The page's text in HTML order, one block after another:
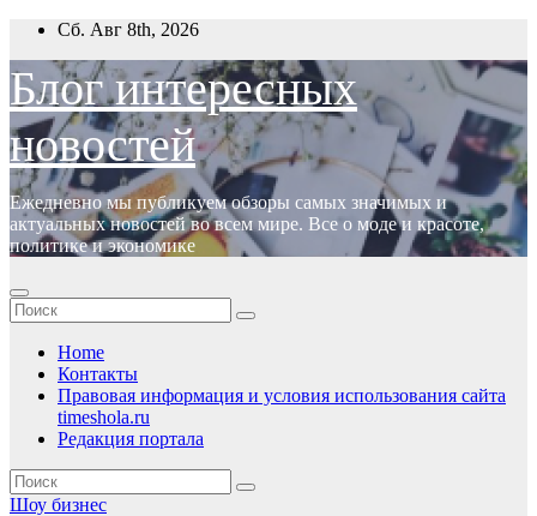
Перейти
содержимому
Сб. Авг 8th, 2026
Блог интересных
новостей
Ежедневно мы публикуем обзоры самых значимых и
актуальных новостей во всем мире. Все о моде и красоте,
политике и экономике
Home
Контакты
Правовая информация и условия использования сайта
timeshola.ru
Редакция портала
Шоу бизнес